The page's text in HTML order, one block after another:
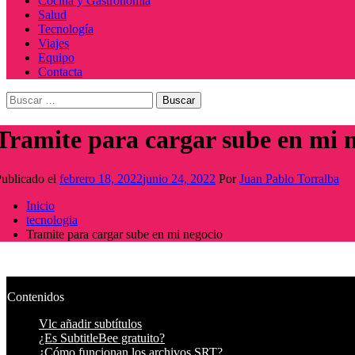
Salud
Tecnología
Viajes
Equipo
Contacta
Buscar:
para cargar sube en mi
el febrero 18, 2022junio 24, 2022 PorJuan Pablo Torralba
Inicio
tecnologia
Tramite para cargar sube en mi negocio
Contenidos
Vlc añadir subtítulos
¿Es SubtitleBee gratuito?
¿Cómo funcionan los archivos SRT?